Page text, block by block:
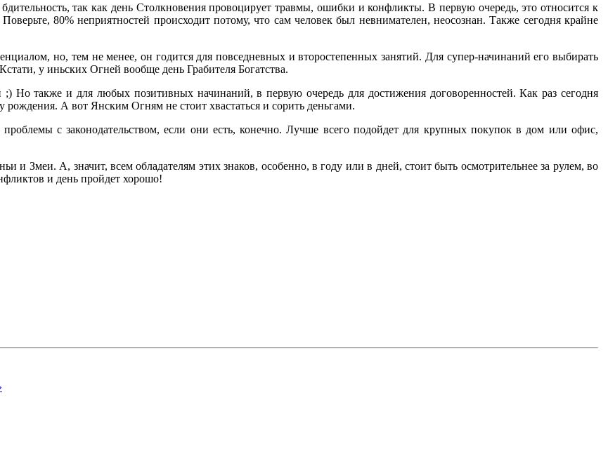
так как день Столкновения провоцирует травмы, ошибки и конфликты. В первую очередь, это относится к
80% неприятностей происходит потому, что сам человек был невнимателен, неосознан. Также сегодня крайне
но, тем не менее, он годится для повседневных и второстепенных занятий. Для супер-начинаний его выбирать
у иньских Огней вообще день Грабителя Богатства.
Но также и для любых позитивных начинаний, в первую очередь для достижения договоренностей. Как раз сегодня
А вот Янским Огням не стоит хвастаться и сорить деньгами.
с законодательством, если они есть, конечно. Лучше всего подойдет для крупных покупок в дом или офис,
и Змеи. А, значит, всем обладателям этих знаков, особенно, в году или в дней, стоит быть осмотрительнее за рулем, во
и день пройдет хорошо!